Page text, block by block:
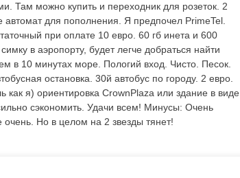
Там можно купить и переходник для розеток. 2
для пополнения. Я предпочел PrimeTel.
при оплате 10 евро. 60 гб инета и 600
в аэропорту, будет легче добраться найти
в 10 минутах море. Пологий вход. Чисто. Песок.
остановка. 30й автобус по городу. 2 евро.
как я) ориентировка CrownPlaza или здание в виде
сэкономить. Удачи всем! Минусы: Очень
Но в целом на 2 звезды тянет!